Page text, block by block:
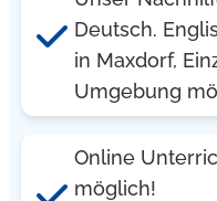
Deutsch.
in Maxdorf,
Umgebung
Online
möglich!